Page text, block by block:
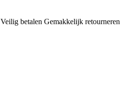
Veilig betalen Gemakkelijk retourneren